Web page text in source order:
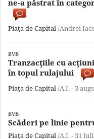
ne-a păstrat în
Piaţa de Capital/Andrei
BVB
Tranzacţiile cu
în topul rulajului
Piaţa de Capital/A.I. - 3
BVB
Scăderi pe linie
Piaţa de Capital/A.I. - 31